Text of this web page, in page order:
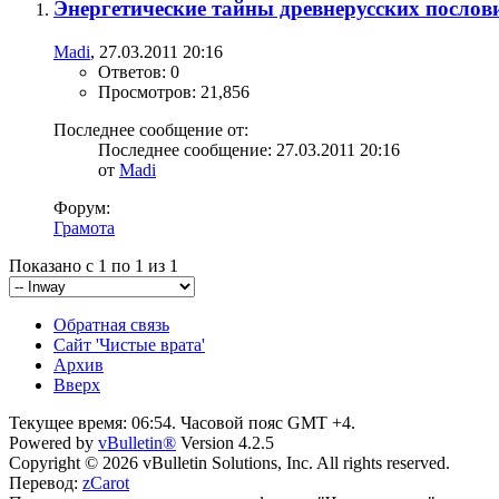
Энергетические тайны древнерусских
Madi, 27.03.2011 20:16
Ответов: 0
Просмотров: 21,856
Последнее сообщение от:
Последнее сообщение: 27.03.2011 20:16
от Madi
Форум:
Грамота
Показано с 1 по 1 из 1
Обратная связь
Сайт 'Чистые врата'
Архив
Вверх
Текущее время: 06:54. Часовой пояс GMT +4.
Powered by vBulletin® Version 4.2.5
Copyright © 2026 vBulletin Solutions, Inc. All rights reserved.
Перевод: zCarot